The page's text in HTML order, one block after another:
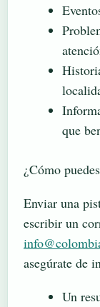
que
¿Cómo
Enviar una
escribir un
asegúrate de
Un